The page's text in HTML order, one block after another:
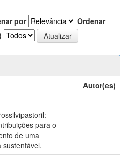
por
Ordenar
Autor(es)
para o
de uma
sustentável.
-